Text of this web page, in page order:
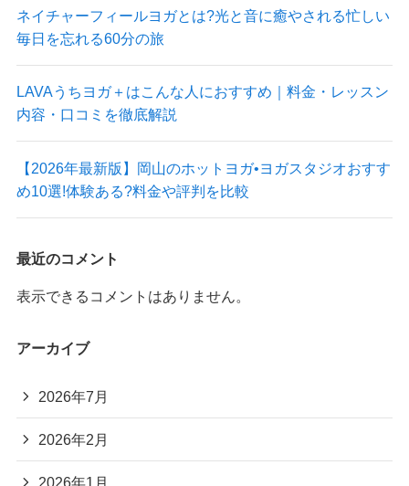
ネイチャーフィールヨガとは?光と音に癒やされる忙しい
毎日を忘れる60分の旅
LAVAうちヨガ＋はこんな人におすすめ｜料金・レッスン
内容・口コミを徹底解説
【2026年最新版】岡山のホットヨガ•ヨガスタジオおすす
め10選!体験ある?料金や評判を比較
最近のコメント
表示できるコメントはありません。
アーカイブ
2026年7月
2026年2月
2026年1月